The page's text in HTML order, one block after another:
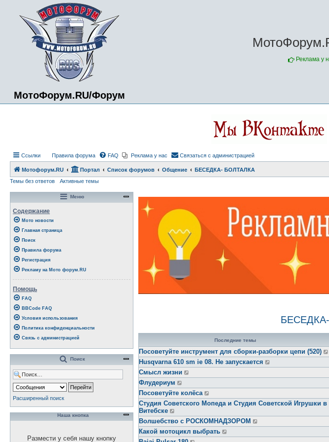
МотоФорум.RU/Форум
Реклама у
Ссылки Правила форума FAQ Реклама у нас Связаться с администрацией
Мотофорум.RU Портал Список форумов Общение
БЕСЕДКА- БОЛТАЛКА
Темы без ответов
Активные темы
Последние темы
Посоветуйте инструмент для сборки-разборки цепи (520)
Husqvarna 610 sm ie 08. Не запускается
Смысл жизни
Флудериум
Посоветуйте колёса
Студия Советского Мопеда и Студия Советской Игрушки в
Витебске
Волшебство с РОСКОМНАДЗОРОМ
Какой мотоцикл выбрать
Меню
Содержание
Мото новости
Главная страница
Поиск
Правила форума
Регистрация
Рекламу на Мото форум.RU
Помощь
FAQ
BBCode FAQ
Условия использования
Политика конфиденциальности
Связь с администрацией
Поиск
Расширенный поиск
Наша кнопка
Размести у себя нашу кнопку